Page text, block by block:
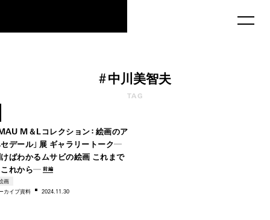
#中川美智夫
TAG
1980s
M＆Lコレクション：絵画のア
デール」展 ギャラリートーク―
ばわかるムサビの絵画 これまで
これから― 前編
画
カイブ資料 2024.11.30